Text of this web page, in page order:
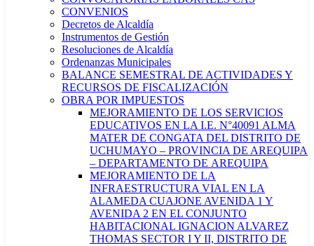
CONVENIOS
Decretos de Alcaldía
Instrumentos de Gestión
Resoluciones de Alcaldía
Ordenanzas Municipales
BALANCE SEMESTRAL DE ACTIVIDADES Y
RECURSOS DE FISCALIZACIÓN
OBRA POR IMPUESTOS
MEJORAMIENTO DE LOS SERVICIOS
EDUCATIVOS EN LA I.E. N°40091 ALMA
MATER DE CONGATA DEL DISTRITO DE
UCHUMAYO – PROVINCIA DE AREQUIPA
– DEPARTAMENTO DE AREQUIPA
MEJORAMIENTO DE LA
INFRAESTRUCTURA VIAL EN LA
ALAMEDA CUAJONE AVENIDA 1 Y
AVENIDA 2 EN EL CONJUNTO
HABITACIONAL IGNACION ALVAREZ
THOMAS SECTOR I Y II, DISTRITO DE